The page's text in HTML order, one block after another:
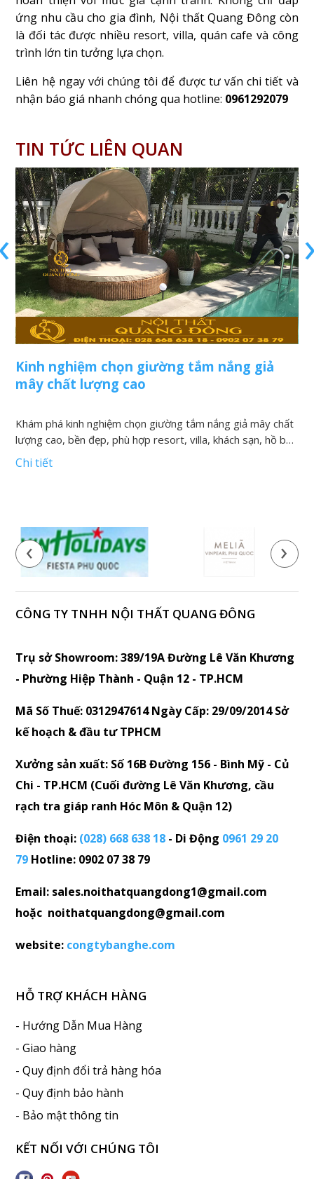
ứng nhu cầu cho gia đình, Nội thất Quang Đông còn
là đối tác được nhiều resort, villa, quán cafe và công
trình lớn tin tưởng lựa chọn.
Liên hệ ngay với chúng tôi để được tư vấn chi tiết và
nhận báo giá nhanh chóng qua hotline: 0961292079
TIN TỨC LIÊN QUAN
Kinh nghiệm chọn giường tắm nắng giả
mây chất lượng cao
Khám phá kinh nghiệm chọn giường tắm nắng giả mây chất
lượng cao, bền đẹp, phù hợp resort, villa, khách sạn, hồ bơi
và khu nghỉ dưỡng
Chi tiết
‹ ›
CÔNG TY TNHH NỘI THẤT QUANG ĐÔNG
Trụ sở Showroom: 389/19A Đường Lê Văn Khương
- Phường Hiệp Thành - Quận 12 - TP.HCM
Mã Số Thuế: 0312947614 Ngày Cấp: 29/09/2014 Sở
kế hoạch & đầu tư TPHCM
Xưởng sản xuất: Số 16B Đường 156 - Bình Mỹ - Củ
Chi - TP.HCM (Cuối đường Lê Văn Khương, cầu
rạch tra giáp ranh Hóc Môn & Quận 12)
Điện thoại: (028) 668 638 18 - Di Động 0961 29 20
79 Hotline: 0902 07 38 79
Email: sales.noithatquangdong1@gmail.com
hoặc noithatquangdong@gmail.com
website: congtybanghe.com
HỖ TRỢ KHÁCH HÀNG
- Hướng Dẫn Mua Hàng
- Giao hàng
- Quy định đổi trả hàng hóa
- Quy định bảo hành
- Bảo mật thông tin
KẾT NỐI VỚI CHÚNG TÔI